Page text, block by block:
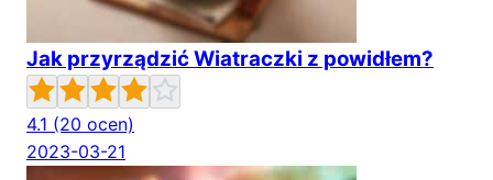
Jak przyrządzić Wiatraczki z powidłem?
4.1 (20 ocen)
2023-03-21